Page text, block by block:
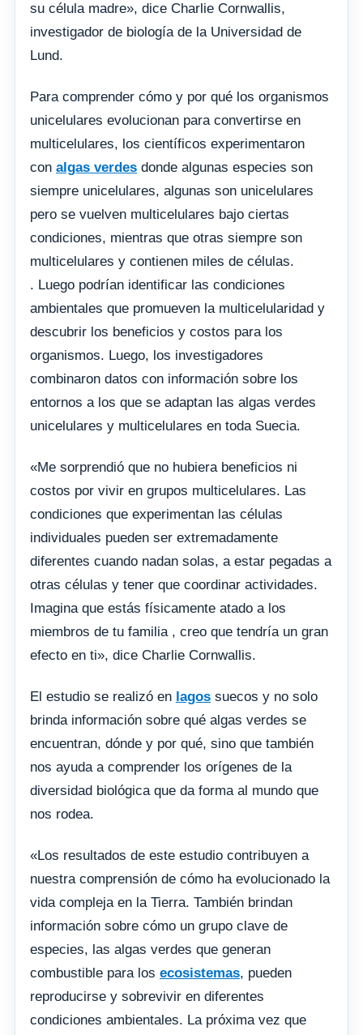
su célula madre», dice Charlie Cornwallis,
investigador de biología de la Universidad de
Lund.
Para comprender cómo y por qué los organismos
unicelulares evolucionan para convertirse en
multicelulares, los científicos experimentaron
con algas verdes donde algunas especies son
siempre unicelulares, algunas son unicelulares
pero se vuelven multicelulares bajo ciertas
condiciones, mientras que otras siempre son
multicelulares y contienen miles de células.
. Luego podrían identificar las condiciones
ambientales que promueven la multicelularidad y
descubrir los beneficios y costos para los
organismos. Luego, los investigadores
combinaron datos con información sobre los
entornos a los que se adaptan las algas verdes
unicelulares y multicelulares en toda Suecia.
«Me sorprendió que no hubiera beneficios ni
costos por vivir en grupos multicelulares. Las
condiciones que experimentan las células
individuales pueden ser extremadamente
diferentes cuando nadan solas, a estar pegadas a
otras células y tener que coordinar actividades.
Imagina que estás físicamente atado a los
miembros de tu familia , creo que tendría un gran
efecto en ti», dice Charlie Cornwallis.
El estudio se realizó en lagos suecos y no solo
brinda información sobre qué algas verdes se
encuentran, dónde y por qué, sino que también
nos ayuda a comprender los orígenes de la
diversidad biológica que da forma al mundo que
nos rodea.
«Los resultados de este estudio contribuyen a
nuestra comprensión de cómo ha evolucionado la
vida compleja en la Tierra. También brindan
información sobre cómo un grupo clave de
especies, las algas verdes que generan
combustible para los ecosistemas, pueden
reproducirse y sobrevivir en diferentes
condiciones ambientales. La próxima vez que